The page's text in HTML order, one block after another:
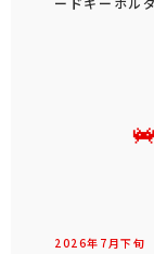
2026年 7 月下旬